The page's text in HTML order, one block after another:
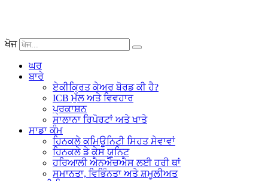
ਖੋਜ
ਘਰ
ਬਾਰੇ
ਏਕੀਕ੍ਰਿਤ ਕੇਅਰ ਬੋਰਡ ਕੀ ਹੈ?
ICB ਮੁੱਲ ਅਤੇ ਵਿਵਹਾਰ
ਪ੍ਰਕਾਸ਼ਨ
ਸਾਲਾਨਾ ਰਿਪੋਰਟਾਂ ਅਤੇ ਖਾਤੇ
ਸਾਡਾ ਕੰਮ
ਹਿਨਕਲੇ ਕਮਿਊਨਿਟੀ ਸਿਹਤ ਸੇਵਾਵਾਂ
ਹਿਨਕਲੇ ਡੇ ਕੇਸ ਯੂਨਿਟ
ਹਰਿਆਲੀ ਐਨਐਚਐਸ ਲਈ ਹਰੀ ਥਾਂ
ਸਮਾਨਤਾ, ਵਿਭਿੰਨਤਾ ਅਤੇ ਸ਼ਮੂਲੀਅਤ